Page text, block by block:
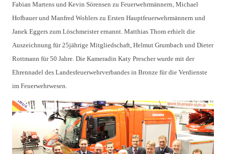
Fabian Martens und Kevin Sörensen zu Feuerwehrmännern, Michael
Hofbauer und Manfred Wohlers zu Ersten Hauptfeuerwehrmännern und
Janek Eggers zum Löschmeister ernannt. Matthias Thom erhielt die
Auszeichnung für 25jährige Mitgliedschaft, Helmut Grumbach und Dieter
Rottmann für 50 Jahre. Die Kameradin Katy Prescher wurde mit der
Ehrennadel des Landesfeuerwehrverbandes in Bronze für die Verdienste
im Feuerwehrwesen.